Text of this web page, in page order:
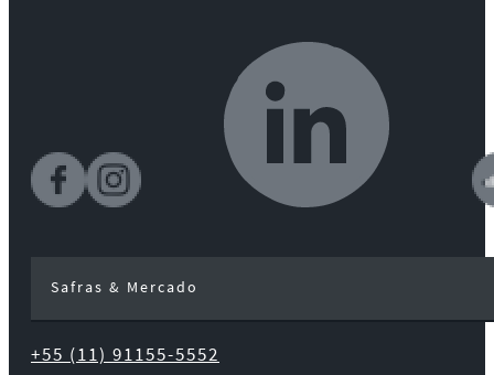
Safras & Mercado
+55 (11) 91155-5552